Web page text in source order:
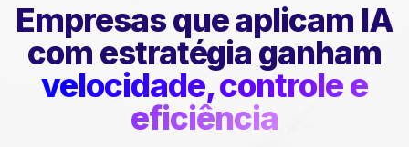
Empresas que aplicam IA
com estratégia ganham
velocidade, controle e
eficiência